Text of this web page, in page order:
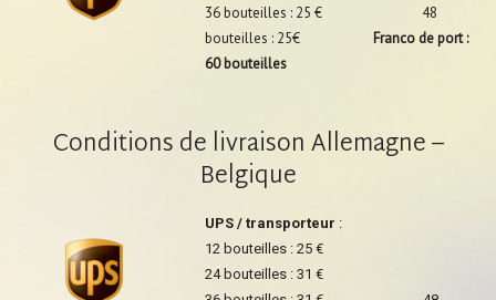
36 bouteilles : 25 € 48
bouteilles : 25€
Franco de port :
60 bouteilles
Conditions de livraison Allemagne –
Belgique
UPS / transporteur :
12 bouteilles : 25 €
24 bouteilles : 31 €